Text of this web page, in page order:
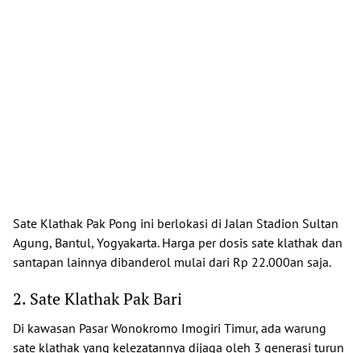
Sate Klathak Pak Pong ini berlokasi di Jalan Stadion Sultan
Agung, Bantul, Yogyakarta. Harga per dosis sate klathak dan
santapan lainnya dibanderol mulai dari Rp 22.000an saja.
2. Sate Klathak Pak Bari
Di kawasan Pasar Wonokromo Imogiri Timur, ada warung
sate klathak yang kelezatannya dijaga oleh 3 generasi turun